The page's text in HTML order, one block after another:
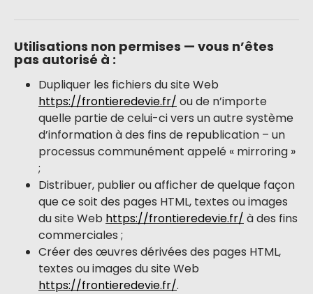
Utilisations non permises — vous n’êtes
pas autorisé à :
Dupliquer les fichiers du site Web
https://frontieredevie.fr/ ou de n’importe
quelle partie de celui-ci vers un autre système
d’information à des fins de republication – un
processus communément appelé « mirroring »
;
Distribuer, publier ou afficher de quelque façon
que ce soit des pages HTML, textes ou images
du site Web https://frontieredevie.fr/ à des fins
commerciales ;
Créer des œuvres dérivées des pages HTML,
textes ou images du site Web
https://frontieredevie.fr/.